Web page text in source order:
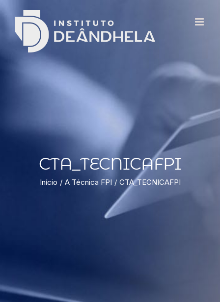
CTA_TECNICAFPI
Início A Técnica FPI CTA_TECNICAFPI